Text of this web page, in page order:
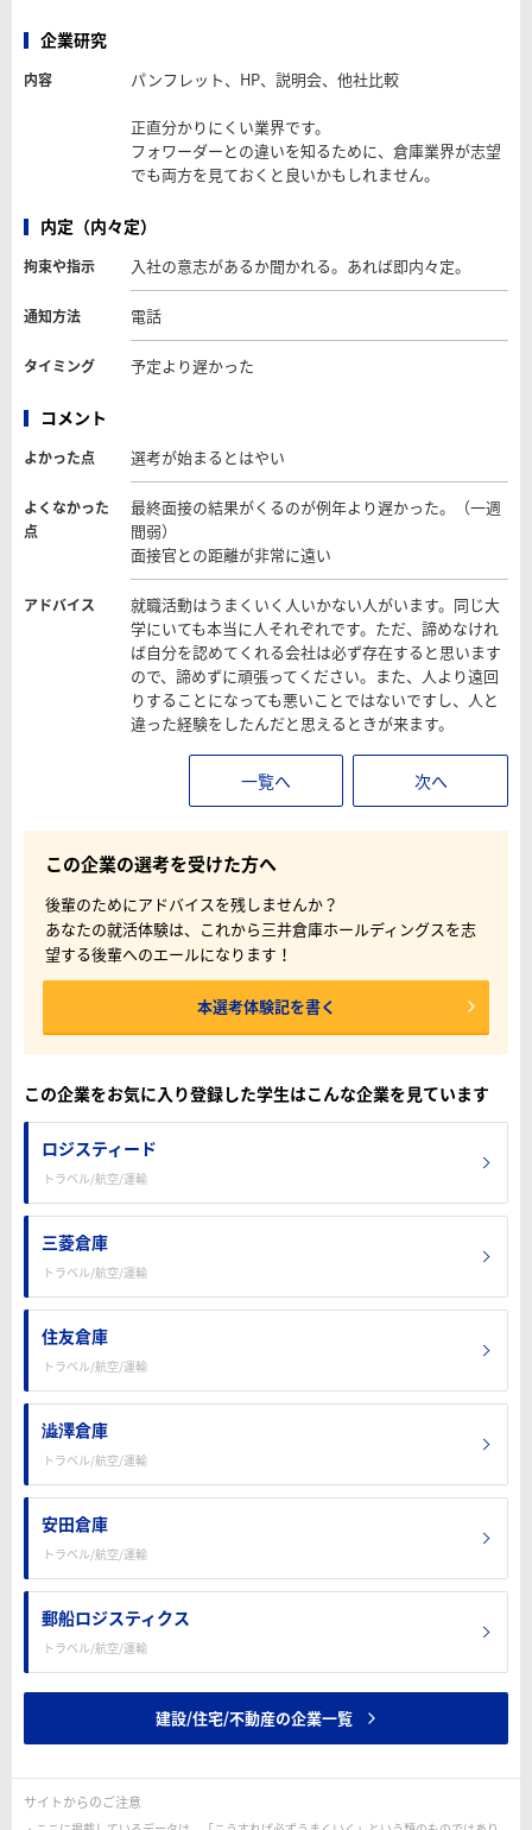
企業研究
内容 パンフレット、HP、説明会、他社比較
正直分かりにくい業界です。
フォワーダーとの違いを知るために、倉庫業界が志望
でも両方を見ておくと良いかもしれません。
内定（内々定）
拘束や指示 入社の意志があるか聞かれる。あれば即内々定。
通知方法 電話
タイミング 予定より遅かった
コメント
よかった点 選考が始まるとはやい
よくなかった
点
最終面接の結果がくるのが例年より遅かった。（一週
間弱）
面接官との距離が非常に遠い
アドバイス
就職活動はうまくいく人いかない人がいます。同じ大
学にいても本当に人それぞれです。ただ、諦めなけれ
ば自分を認めてくれる会社は必ず存在すると思います
ので、諦めずに頑張ってください。また、人より遠回
りすることになっても悪いことではないですし、人と
違った経験をしたんだと思えるときが来ます。
一覧へ 次へ
この企業の選考を受けた方へ
後輩のためにアドバイスを残しませんか？
あなたの就活体験は、これから三井倉庫ホールディングスを志
望する後輩へのエールになります！
本選考体験記を書く
この企業をお気に入り登録した学生はこんな企業を見ています
ロジスティード
トラベル/航空/運輸
三菱倉庫
トラベル/航空/運輸
住友倉庫
トラベル/航空/運輸
澁澤倉庫
トラベル/航空/運輸
安田倉庫
トラベル/航空/運輸
郵船ロジスティクス
トラベル/航空/運輸
建設/住宅/不動産の企業一覧
サイトからのご注意